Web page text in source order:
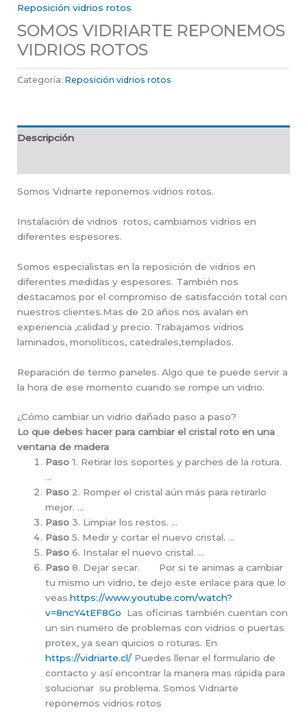
Reposición vidrios rotos
SOMOS VIDRIARTE REPONEMOS
VIDRIOS ROTOS
Categoría: Reposición vidrios rotos
Descripción
Somos Vidriarte reponemos vidrios rotos.
Instalación de vidrios rotos, cambiamos vidrios en
diferentes espesores.
Somos especialistas en la reposición de vidrios en
diferentes medidas y espesores. También nos
destacamos por el compromiso de satisfacción total con
nuestros clientes.Mas de 20 años nos avalan en
experiencia ,calidad y precio. Trabajamos vidrios
laminados, monolíticos, catedrales,templados.
Reparación de termo paneles. Algo que te puede servir a
la hora de ese momento cuando se rompe un vidrio.
¿Cómo cambiar un vidrio dañado paso a paso?
Lo que debes hacer para cambiar el cristal roto en una
ventana de madera
Paso 1. Retirar los soportes y parches de la rotura.
…
Paso 2. Romper el cristal aún más para retirarlo
mejor. …
Paso 3. Limpiar los restos. …
Paso 5. Medir y cortar el nuevo cristal. …
Paso 6. Instalar el nuevo cristal. …
Paso 8. Dejar secar. Por si te animas a cambiar
tu mismo un vidrio, te dejo este enlace para que lo
veas.https://www.youtube.com/watch?
v=8ncY4tEF8Go Las oficinas también cuentan con
un sin numero de problemas con vidrios o puertas
protex, ya sean quicios o roturas. En
https://vidriarte.cl/ Puedes llenar el formulario de
contacto y así encontrar la manera mas rápida para
solucionar su problema. Somos Vidriarte
reponemos vidrios rotos